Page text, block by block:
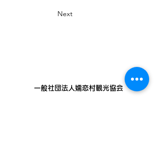
Next
一般社団法人嬬恋村観光協会